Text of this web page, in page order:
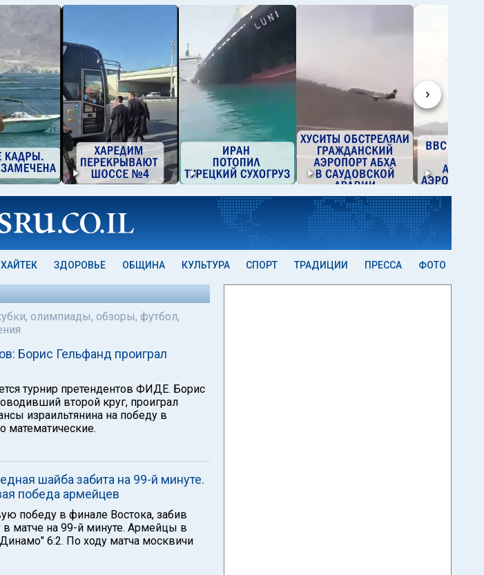
›
ЗДОРОВЬЕ ОБЩИНА КУЛЬТУРА СПОРТ ТРАДИЦИИ ПРЕССА ФОТО
олимпиады, обзоры, футбол,
Борис Гельфанд проиграл
турнир претендентов ФИДЕ. Борис
второй круг, проиграл
израильтянина на победу в
математические.
шайба забита на 99-й минуте.
победа армейцев
победу в финале Востока, забив
матче на 99-й минуте. Армейцы в
6:2. По ходу матча москвичи